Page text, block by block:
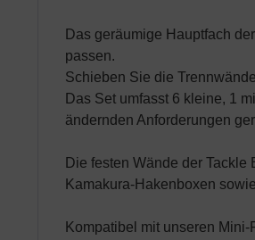
Das geräumige Hauptfach
passen.
Schieben Sie die
Das Set umfasst 6 kleine, 1
ändernden Anforderungen
Die festen Wände der
Kamakura-Hakenboxen
Kompatibel mit unseren